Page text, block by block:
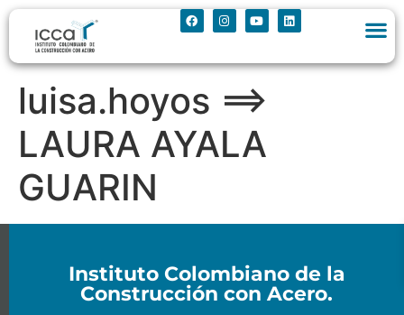
luisa.hoyos ==>
LAURA AYALA
GUARIN
Instituto Colombiano de la
Construcción con Acero.